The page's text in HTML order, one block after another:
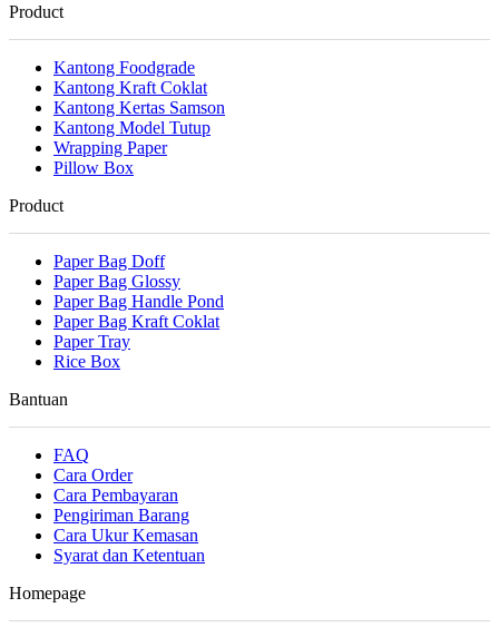
Product
Kantong Foodgrade
Kantong Kraft Coklat
Kantong Kertas Samson
Kantong Model Tutup
Wrapping Paper
Pillow Box
Product
Paper Bag Doff
Paper Bag Glossy
Paper Bag Handle Pond
Paper Bag Kraft Coklat
Paper Tray
Rice Box
Bantuan
FAQ
Cara Order
Cara Pembayaran
Pengiriman Barang
Cara Ukur Kemasan
Syarat dan Ketentuan
Homepage